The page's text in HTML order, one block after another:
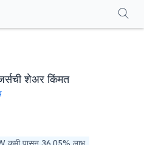
शेअर किंमत
एफएक्यू